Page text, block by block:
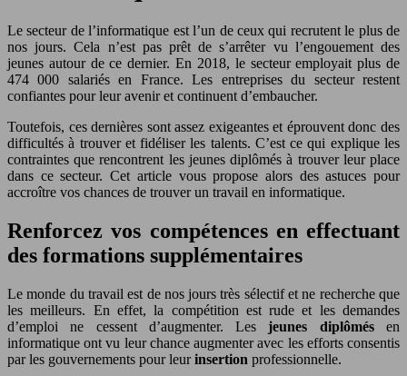
Le secteur de l’informatique est l’un de ceux qui recrutent le plus de
nos jours. Cela n’est pas prêt de s’arrêter vu l’engouement des
jeunes autour de ce dernier. En 2018, le secteur employait plus de
474 000 salariés en France. Les entreprises du secteur restent
confiantes pour leur avenir et continuent d’embaucher.
Toutefois, ces dernières sont assez exigeantes et éprouvent donc des
difficultés à trouver et fidéliser les talents. C’est ce qui explique les
contraintes que rencontrent les jeunes diplômés à trouver leur place
dans ce secteur. Cet article vous propose alors des astuces pour
accroître vos chances de trouver un travail en informatique.
Renforcez vos compétences en effectuant
des formations supplémentaires
Le monde du travail est de nos jours très sélectif et ne recherche que
les meilleurs. En effet, la compétition est rude et les demandes
d’emploi ne cessent d’augmenter. Lesjeunes diplômésen
informatique ont vu leur chance augmenter avec les efforts consentis
par les gouvernements pour leurinsertion professionnelle.